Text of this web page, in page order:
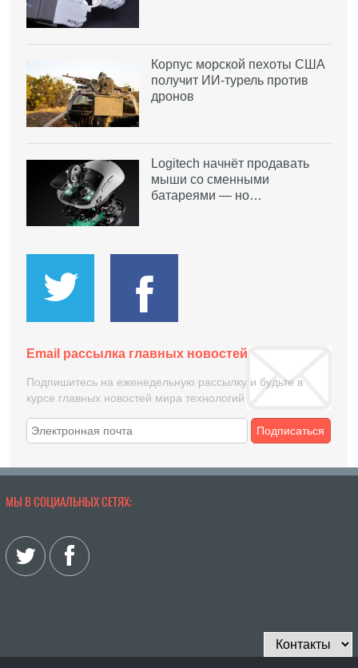
Корпус морской пехоты США
получит ИИ-турель против
дронов
Logitech начнёт продавать
мыши со сменными
батареями — но…
Email рассылка главных новостей
Подпишитесь на еженедельную рассылку и будьте в
курсе главных новостей мира технологий
Подписаться
МЫ В СОЦИАЛЬНЫХ СЕТЯХ: